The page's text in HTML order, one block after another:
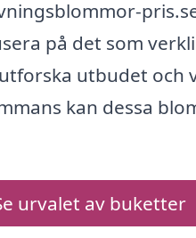
på det som
utbudet
kan dessa
urvalet av buketter